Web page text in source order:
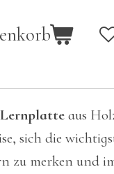
aus
sich die
zu merken und